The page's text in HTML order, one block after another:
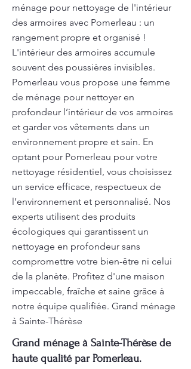
ménage pour nettoyage de l'intérieur
des armoires avec Pomerleau : un
rangement propre et organisé !
L'intérieur des armoires accumule
souvent des poussières invisibles.
Pomerleau vous propose une femme
de ménage pour nettoyer en
profondeur l’intérieur de vos armoires
et garder vos vêtements dans un
environnement propre et sain. En
optant pour Pomerleau pour votre
nettoyage résidentiel, vous choisissez
un service efficace, respectueux de
l’environnement et personnalisé. Nos
experts utilisent des produits
écologiques qui garantissent un
nettoyage en profondeur sans
compromettre votre bien-être ni celui
de la planète. Profitez d'une maison
impeccable, fraîche et saine grâce à
notre équipe qualifiée. Grand ménage
à Sainte-Thérèse
Grand ménage à Sainte-Thérèse de
haute qualité par Pomerleau.